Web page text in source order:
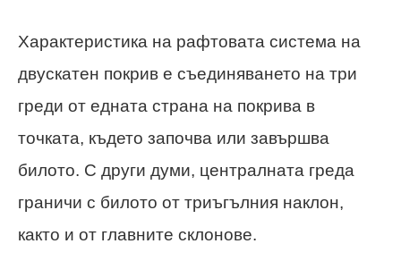
Характеристика на рафтовата система на
двускатен покрив е съединяването на три
греди от едната страна на покрива в
точката, където започва или завършва
билото. С други думи, централната греда
граничи с билото от триъгълния наклон,
както и от главните склонове.